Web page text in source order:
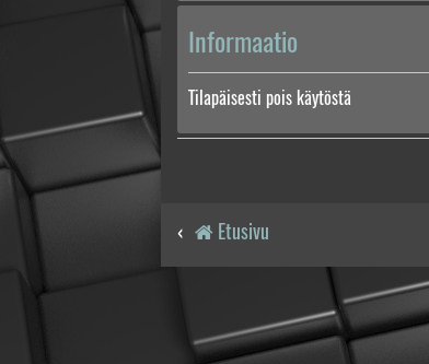
Informaatio
Tilapäisesti pois käytöstä
Etusivu